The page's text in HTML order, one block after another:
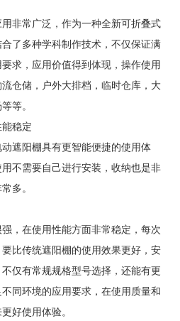
非常广泛，作为一种全新可折叠式
了多种学科制作技术，不仅保证满
求，应用价值得到体现，操作使用
仓储，户外大排档，临时仓库，大
等。
稳定
遮阳棚具有更智能便捷的使用体
不需要自己进行安装，收纳也是非
多。
，在使用性能方面非常稳定，每次
比传统遮阳棚的使用效果更好，安
仅有常规规格型号选择，还能有更
同环境的应用要求，在使用质量和
好使用体验。